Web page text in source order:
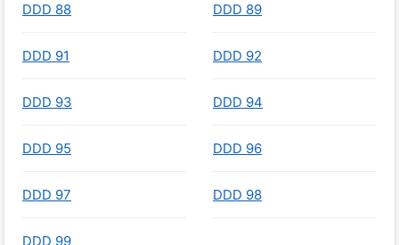
DDD 88 DDD 89
DDD 91 DDD 92
DDD 93 DDD 94
DDD 95 DDD 96
DDD 97 DDD 98
DDD 99